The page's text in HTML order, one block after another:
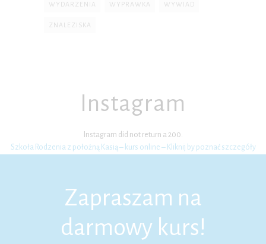
WYDARZENIA WYPRAWKA WYWIAD
ZNALEZISKA
Instagram
Instagram did not return a 200.
Szkoła Rodzenia z położną Kasią – kurs online – Kliknij by poznać szczegóły
Zapraszam na
darmowy kurs!